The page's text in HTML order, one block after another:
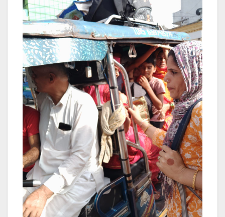
Post
navigation